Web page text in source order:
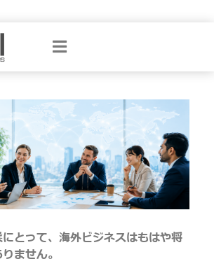
とって、海外ビジネスはもはや将
ません。